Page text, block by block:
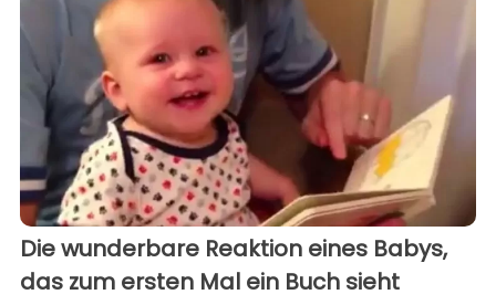
Die wunderbare Reaktion eines Babys,
das zum ersten Mal ein Buch sieht